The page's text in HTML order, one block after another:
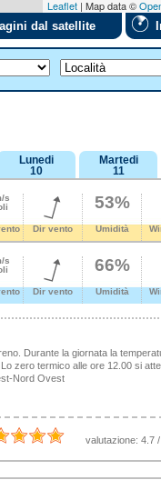
Leaflet | Map data ©
dal satellite
Lunedi
10
Martedi
11
s
Dir vento
53%
Umidità
s
Dir vento
66%
Umidità
Durante la giornata la
zero termico alle ore 12.00 si
Nord Ovest
valutazione:4.7